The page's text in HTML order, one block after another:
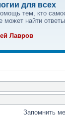
для всех
тем, кто
может найти
Лавров
Запомнить